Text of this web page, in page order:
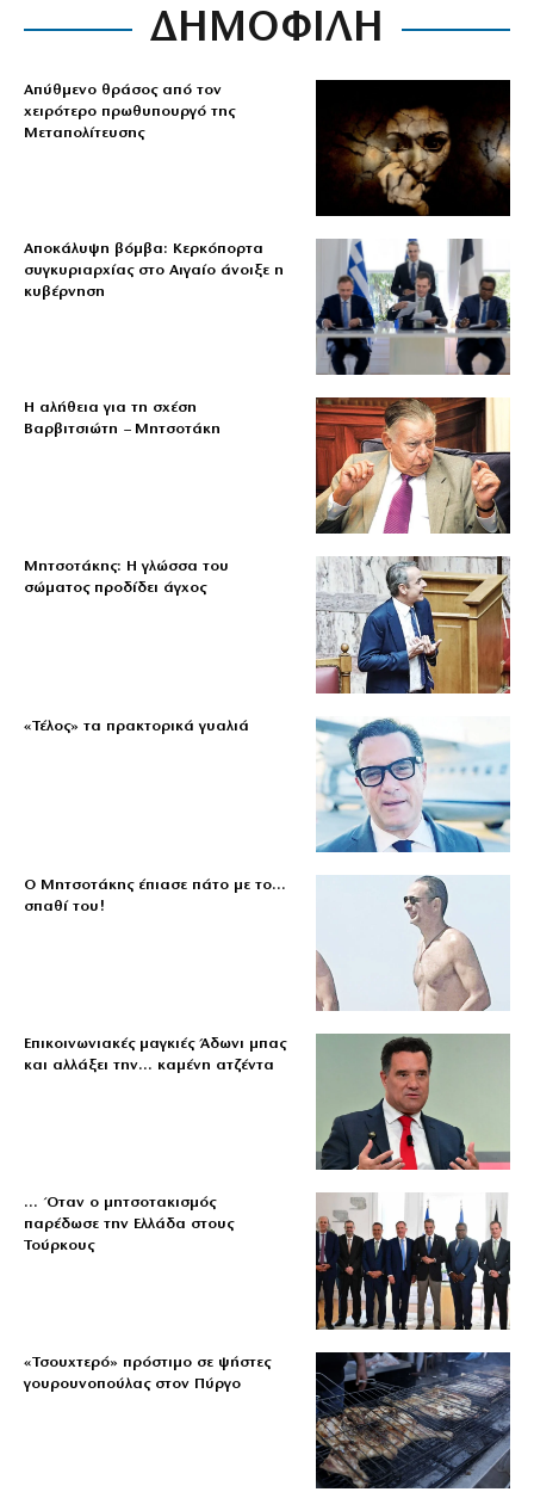
ΔΗΜΟΦΙΛΗ
Απύθμενο θράσος από τον
χειρότερο πρωθυπουργό της
Μεταπολίτευσης
Αποκάλυψη βόμβα: Κερκόπορτα
συγκυριαρχίας στο Αιγαίο άνοιξε η
κυβέρνηση
Η αλήθεια για τη σχέση
Βαρβιτσιώτη – Μητσοτάκη
Μητσοτάκης: Η γλώσσα του
σώματος προδίδει άγχος
«Τέλος» τα πρακτορικά γυαλιά
Ο Μητσοτάκης έπιασε πάτο με το…
σπαθί του!
Επικοινωνιακές μαγκιές Άδωνι μπας
και αλλάξει την… καμένη ατζέντα
… Όταν ο μητσοτακισμός
παρέδωσε την Ελλάδα στους
Τούρκους
«Τσουχτερό» πρόστιμο σε ψήστες
γουρουνοπούλας στον Πύργο